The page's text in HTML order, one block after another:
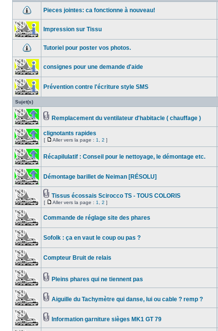
Pieces jointes: ca fonctionne à nouveau!
Impression sur Tissu
Tutoriel pour poster vos photos.
consignes pour une demande d'aide
Prévention contre l'écriture style SMS
Sujet(s)
Remplacement du ventilateur d'habitacle ( chauffage )
clignotants rapides
[ Aller vers la page : 1 2 ]
Récapilulatif : Conseil pour le nettoyage, le démontage etc.
Démontage barillet de Neiman [RÉSOLU]
Tissus écossais Scirocco TS - TOUS COLORIS
[ Aller vers la page : 1 2 ]
Commande de réglage site des phares
Sofolk : ça en vaut le coup ou pas ?
Compteur Bruit de relais
Pleins phares qui ne tiennent pas
Aiguille du Tachymètre qui danse, lui ou cable ? remp ?
Information garniture sièges MK1 GT 79